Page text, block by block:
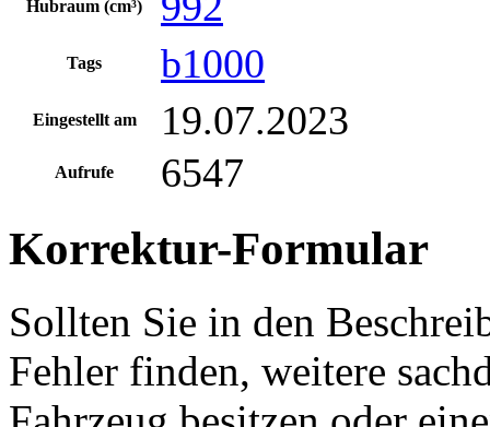
Hubraum (cm³)
Tags b1000
Eingestellt am 19.07.2023
Aufrufe 6547
Korrektur-Formular
Sollten Sie in den
Fehler finden, weitere